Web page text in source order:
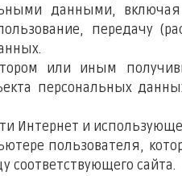
данными,
передачу
или иным
персональных
Интернет и
пользователя,
соответствующего сайта.